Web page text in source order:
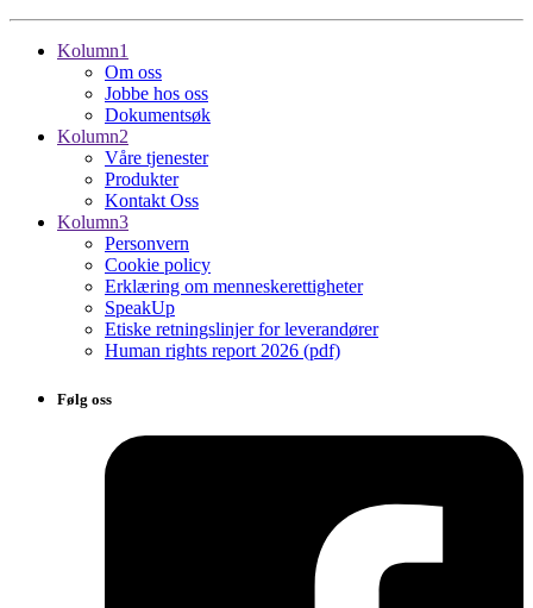
Kolumn1
Om oss
Jobbe hos oss
Dokumentsøk
Kolumn2
Våre tjenester
Produkter
Kontakt Oss
Kolumn3
Personvern
Cookie policy
Erklæring om menneskerettigheter
SpeakUp
Etiske retningslinjer for leverandører
Human rights report 2026 (pdf)
Følg oss